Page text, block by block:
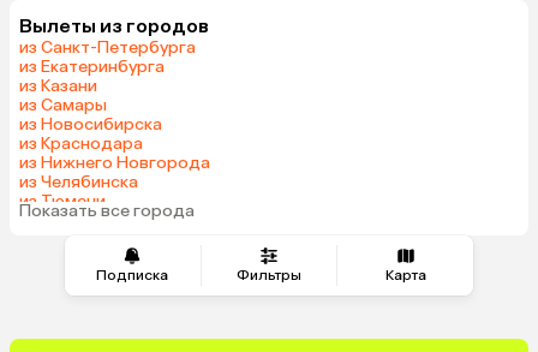
Подписка Фильтры Карта
Грузия
Индонезия
Беларусь
Казахстан
Узбекистан
Маврикий
Индия
Сербия
Катар
Малайзия
Южная Корея
Вылеты из городов
из Санкт-Петербурга
из Екатеринбурга
из Казани
из Самары
из Новосибирска
из Краснодара
из Нижнего Новгорода
из Челябинска
из Тюмени
из Минеральных Вод
Показать все города